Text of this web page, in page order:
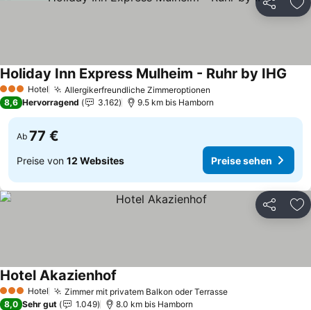
Teilen
3 SterneHotel Allergikerfreundliche Zimmeroptionen
Holiday Inn Express Mulheim - Ruhr by IHG
8,6 Hervorragend 3.162 9.5 km bis Hamborn
Ab 77 €
Preise von 12 Websites Preise sehen
Teilen
3 SterneHotel Zimmer mit privatem Balkon oder TerrassePreise sehen
Hotel Akazienhof
8,0 Sehr gut 1.049 8.0 km bis Hamborn